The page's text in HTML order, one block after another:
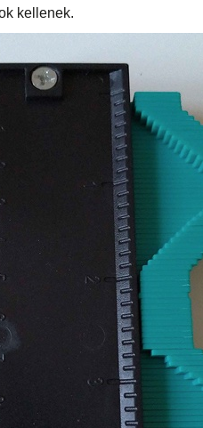
kellenek.